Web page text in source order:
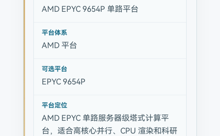
AMD EPYC 9654P 单路平台
平台体系
AMD 平台
可选平台
EPYC 9654P
平台定位
AMD EPYC 单路服务器级塔式计算平
台，适合高核心并行、CPU 渲染和科研